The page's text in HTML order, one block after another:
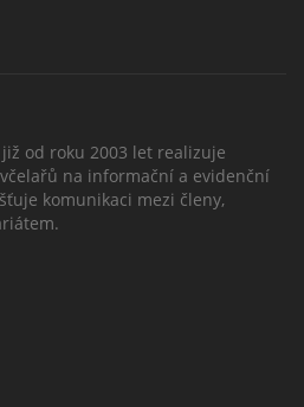
od roku 2003 let realizuje
na informační a evidenční
komunikaci mezi členy,